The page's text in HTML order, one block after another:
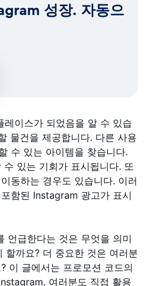
성장. 자동으
이스가 되었음을 알 수 있습
물건을 제공합니다. 다른 사용
수 있는 아이템을 찾습니다.
있는 기회가 표시됩니다. 또
동하는 경우도 있습니다. 이러
함된 Instagram 광고가 표시
언급한다는 것은 무엇을 의미
할까요? 더 중요한 것은 여러분
이 글에서는 프로모션 코드의
여러분도 직접 활용